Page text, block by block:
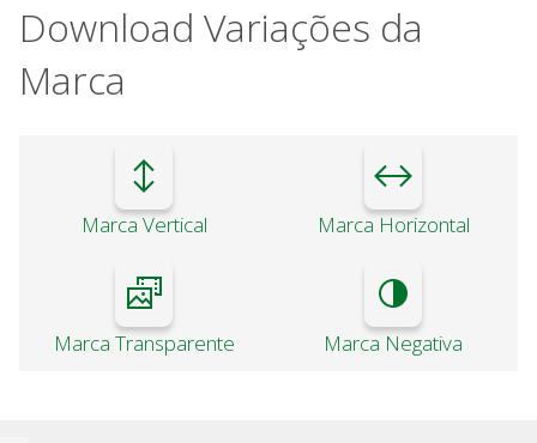
Download Variações da
Marca
Marca Vertical Marca Horizontal
Marca Transparente Marca Negativa